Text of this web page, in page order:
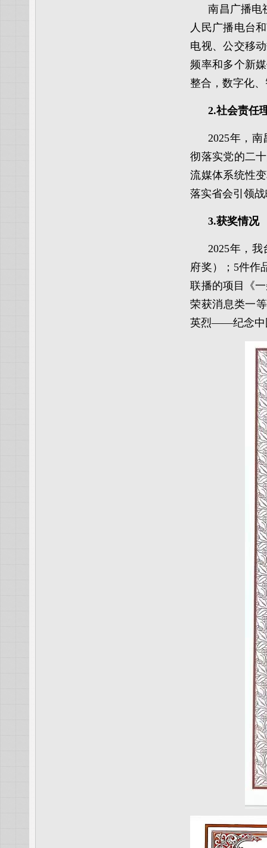
南昌广播电
人民广播电台
电视、公交移
频率和多个新
整合，数字化
2.社会责任
2025年，
彻落实党的二
流媒体系统性
落实省会引领
3.获奖情况
2025年，
府奖）；5件作
联播的项目《
荣获消息类一
英烈——纪念中